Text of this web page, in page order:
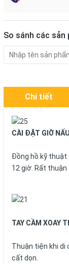
So sánh các
Chi tiết
CÀI ĐẶT GIỜ
Đồng hồ kỹ
12 giờ. Rất thuận
TAY CẦM XOAY
Thuận tiện khi di
cất dọn.